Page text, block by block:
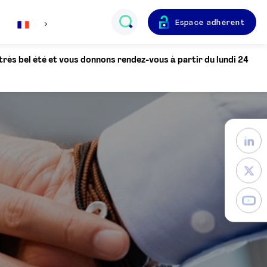
Français
Espace adhérent
bel été et vous donnons rendez-vous à partir du lundi 24